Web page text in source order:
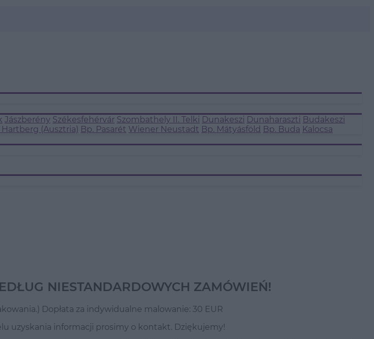
Jászberény Székesfehérvár Szombathely II. Telki Dunakeszi Dunaharaszti Budakeszi
Hartberg (Ausztria) Bp. Pasarét Wiener Neustadt Bp. Mátyásföld Bp. Buda Kalocsa
NIESTANDARDOWYCH ZAMÓWIEŃ!
Dopłata za indywidualne malowanie: 30 EUR
uzyskania informacji prosimy o kontakt. Dziękujemy!